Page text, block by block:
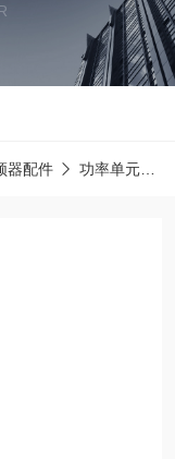
器配件 功率单元